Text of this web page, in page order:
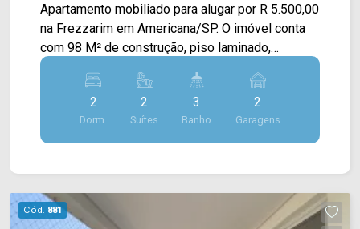
Apartamento mobiliado para alugar por R 5.500,00
na Frezzarim em Americana/SP. O imóvel conta
com 98 M² de construção, piso laminado,
armários planejados em todo o apartamento, sala
de estar com sofá e a de jantar com mesa, 02
suítes com cama, varanda gourmet com
churrasqueira e mesa, cozinha com cooktop,
forno, microondas, geladeira, área de serviço com
garagem. O condomínio possui piscina,
churrasqueira, playground, academia, salão de
2
Dorm.
2
Suítes
3
Banho
2
Garagens
Cód. 881